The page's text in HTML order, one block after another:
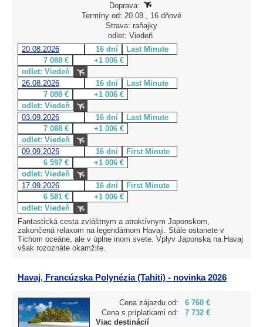
Doprava:
Termíny od: 20.08., 16 dňové
Strava: raňajky
odlet: Viedeň
20.08.2026
16 dní
Last Minute
7 088 €
+1 006 €
odlet: Viedeň
26.08.2026
16 dní
Last Minute
7 088 €
+1 006 €
odlet: Viedeň
03.09.2026
16 dní
Last Minute
7 088 €
+1 006 €
odlet: Viedeň
09.09.2026
16 dní
First Minute
6 597 €
+1 006 €
odlet: Viedeň
17.09.2026
16 dní
First Minute
6 581 €
+1 006 €
odlet: Viedeň
Fantastická cesta zvláštnym a atraktívnym Japonskom,
zakončená relaxom na legendárnom Havaji. Stále ostanete v
Tichom oceáne, ale v úplne inom svete. Vplyv Japonska na Havaj
však rozoznáte okamžite.
Havaj, Francúzska Polynézia (Tahiti) - novinka 2026
Cena zájazdu od:
6 760 €
Cena s príplatkami od:
7 732 €
Viac destinácií